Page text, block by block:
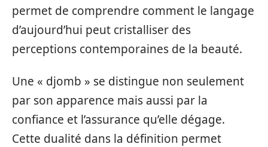
permet de comprendre comment le langage
d’aujourd’hui peut cristalliser des
perceptions contemporaines de la beauté.
Une « djomb » se distingue non seulement
par son apparence mais aussi par la
confiance et l’assurance qu’elle dégage.
Cette dualité dans la définition permet